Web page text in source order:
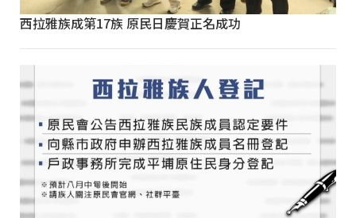
西拉雅族成第17族 原民日慶賀正名成功